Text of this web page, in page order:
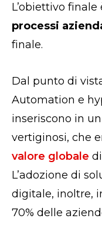
L’obiettivo finale
processi
finale.
Dal punto di
Automation e
inseriscono in
vertiginosi, che
valore globale
L’adozione di
digitale, inoltre,
70% delle